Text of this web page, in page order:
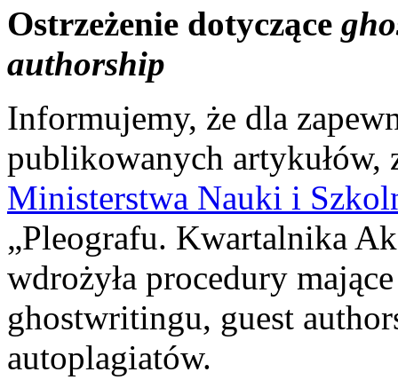
Ostrzeżenie dotyczące
authorship
Informujemy, że dla
publikowanych artykułów,
Ministerstwa Nauki i
„Pleografu. Kwartalnika
wdrożyła procedury
ghostwritingu, guest
autoplagiatów.